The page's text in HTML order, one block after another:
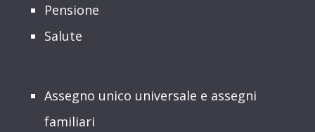
Pensione
Salute
Assegno unico universale e assegni
familiari